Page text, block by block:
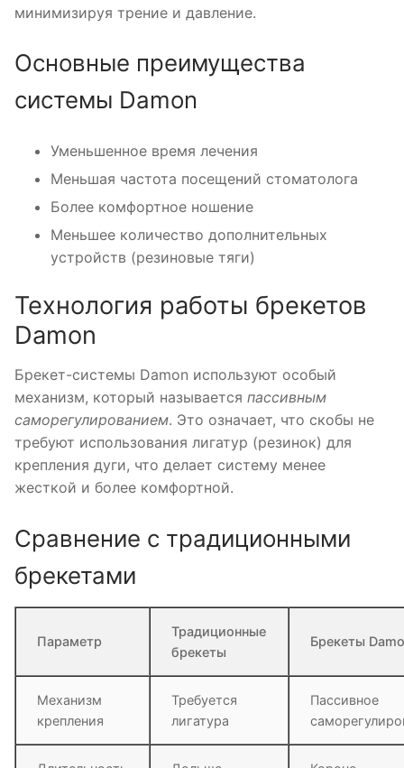
минимизируя трение и давление.
Основные преимущества
системы Damon
Уменьшенное время лечения
Меньшая частота посещений стоматолога
Более комфортное ношение
Меньшее количество дополнительных
устройств (резиновые тяги)
Технология работы брекетов
Damon
Брекет-системы Damon используют особый
механизм, который называется пассивным
саморегулированием. Это означает, что скобы не
требуют использования лигатур (резинок) для
крепления дуги, что делает систему менее
жесткой и более комфортной.
Сравнение с традиционными
брекетами
Параметр
Традиционные
брекеты
Брекеты
Механизм
крепления
Требуется
лигатура
Пассивное